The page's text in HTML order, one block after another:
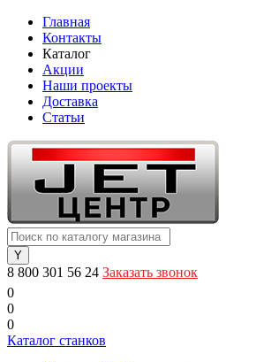
Главная
Контакты
Каталог
Акции
Наши проекты
Доставка
Статьи
8 800 301 56 24 Заказать звонок
0
0
0
Каталог станков